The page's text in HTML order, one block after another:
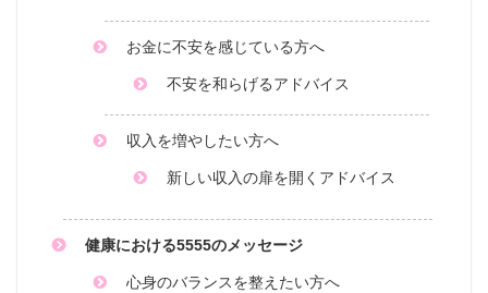
お金に不安を感じている方へ
不安を和らげるアドバイス
収入を増やしたい方へ
新しい収入の扉を開くアドバイス
健康における5555のメッセージ
心身のバランスを整えたい方へ